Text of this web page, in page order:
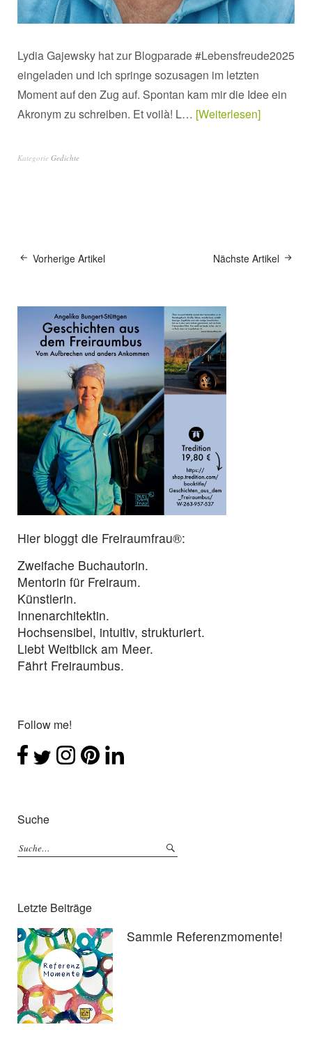
Lydia Gajewsky hat zur Blogparade #Lebensfreude2025
eingeladen und ich springe sozusagen im letzten
Moment auf den Zug auf. Spontan kam mir die Idee ein
Akronym zu schreiben. Et voilà! L… Weiterlesen
Kategorie Gedichte
Vorherige Artikel Nächste Artikel
Hier bloggt die Freiraumfrau®:
Zweifache Buchautorin.
Mentorin für Freiraum.
Künstlerin.
Innenarchitektin.
Hochsensibel, intuitiv, strukturiert.
Liebt Weitblick am Meer.
Fährt Freiraumbus.
Follow me!
Suche
Letzte Beiträge
Sammle Referenzmomente!